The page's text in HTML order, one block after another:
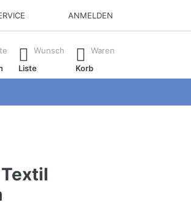
ANMELDEN
Drücken Sie die Eingabetaste, um alle
Wunsch
Liste
Waren
Korb